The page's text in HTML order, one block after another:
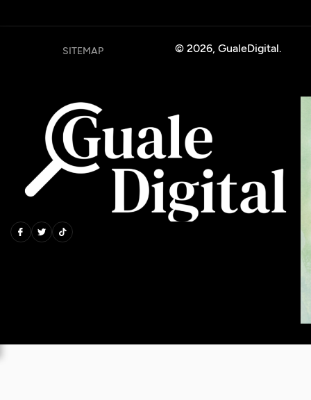
© 2026, GualeDigital.
SITEMAP